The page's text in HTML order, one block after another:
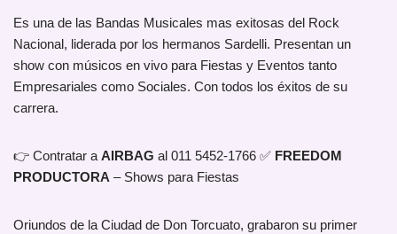
Es una de las Bandas Musicales mas exitosas del Rock
Nacional, liderada por los hermanos Sardelli. Presentan un
show con músicos en vivo para Fiestas y Eventos tanto
Empresariales como Sociales. Con todos los éxitos de su
carrera.
👉 Contratar a AIRBAG al 011 5452-1766 ✅ FREEDOM
PRODUCTORA – Shows para Fiestas
Oriundos de la Ciudad de Don Torcuato, grabaron su primer